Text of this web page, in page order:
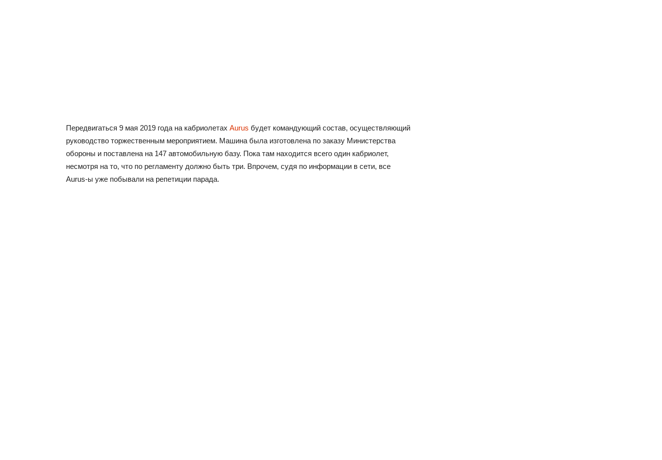
Передвигаться 9 мая 2019 года на кабриолетах Aurus будет командующий состав, осуществляющий
руководство торжественным мероприятием. Машина была изготовлена по заказу Министерства
обороны и поставлена на 147 автомобильную базу. Пока там находится всего один кабриолет,
несмотря на то, что по регламенту должно быть три. Впрочем, судя по информации в сети, все
Aurus-ы уже побывали на репетиции парада.